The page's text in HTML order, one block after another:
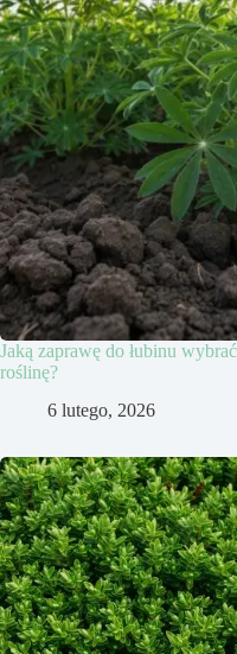
Jaką zaprawę do łubinu
roślinę?
6 lutego, 2026